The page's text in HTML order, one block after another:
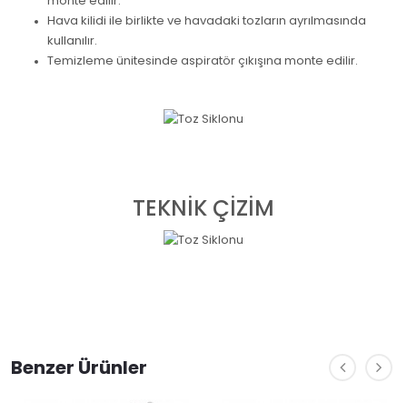
Hava kilidi ile birlikte ve havadaki tozların ayrılmasında
kullanılır.
Temizleme ünitesinde aspiratör çıkışına monte edilir.
TEKNİK ÇİZİM
Benzer Ürünler